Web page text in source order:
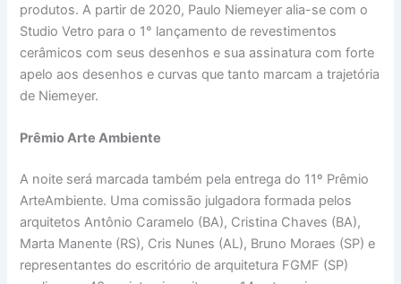
produtos. A partir de 2020, Paulo Niemeyer alia-se com o
Studio Vetro para o 1° lançamento de revestimentos
cerâmicos com seus desenhos e sua assinatura com forte
apelo aos desenhos e curvas que tanto marcam a trajetória
de Niemeyer.
Prêmio Arte Ambiente
A noite será marcada também pela entrega do 11º Prêmio
ArteAmbiente. Uma comissão julgadora formada pelos
arquitetos Antônio Caramelo (BA), Cristina Chaves (BA),
Marta Manente (RS), Cris Nunes (AL), Bruno Moraes (SP) e
representantes do escritório de arquitetura FGMF (SP)